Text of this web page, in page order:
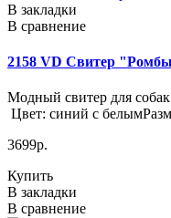
В закладки
В сравнение
2158 VD Свитер
Модный свитер для
Цвет: синий с
3699р.
Купить
В закладки
В сравнение